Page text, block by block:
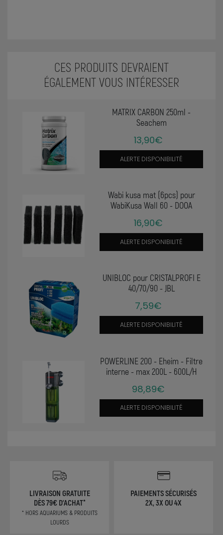
CES PRODUITS DEVRAIENT
ÉGALEMENT VOUS INTÉRESSER
MATRIX CARBON 250ml -
Seachem
13,90€
ALERTE DISPONIBILITÉ
Wabi kusa mat (6pcs) pour
WabiKusa Wall 60 - DOOA
16,90€
ALERTE DISPONIBILITÉ
UNIBLOC pour CRISTALPROFI E
40/70/90 - JBL
7,59€
ALERTE DISPONIBILITÉ
POWERLINE 200 - Eheim - Filtre
interne - max 200L - 600L/H
98,89€
ALERTE DISPONIBILITÉ
LIVRAISON GRATUITE
DÈS 79€ D'ACHAT*
* HORS AQUARIUMS & PRODUITS
LOURDS
PAIEMENTS SÉCURISÉS
2X, 3X OU 4X